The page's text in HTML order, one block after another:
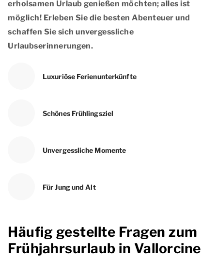
erholsamen Urlaub genießen möchten; alles ist
möglich! Erleben Sie die besten Abenteuer und
schaffen Sie sich unvergessliche
Urlaubserinnerungen.
Luxuriöse Ferienunterkünfte
Schönes Frühlingsziel
Unvergessliche Momente
Für Jung und Alt
Häufig gestellte Fragen zum
Frühjahrsurlaub in Vallorcine